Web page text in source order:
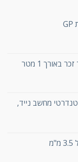
מחשב נייד,